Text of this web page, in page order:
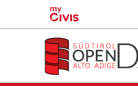
Skip to main content